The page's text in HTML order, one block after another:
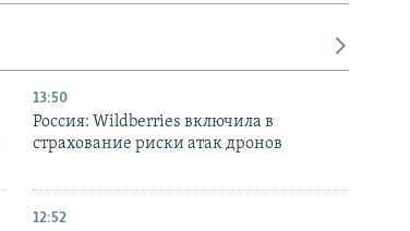
13:50
Россия: Wildberries включила в
страхование риски атак дронов
12:52